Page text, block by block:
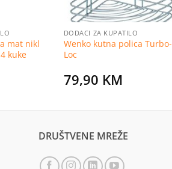
mat nikl
kuke
DODACI ZA KUPATILO
Wenko kutna polica Turbo-
Loc
79,90 KM
DRUŠTVENE MREŽE